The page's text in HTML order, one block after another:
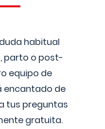
habitual
parto o post-
equipo de
encantado de
tus preguntas
gratuita.